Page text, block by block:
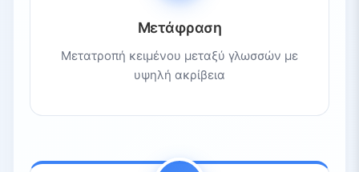
Μετάφραση
Μετατροπή κειμένου μεταξύ γλωσσών με
υψηλή ακρίβεια